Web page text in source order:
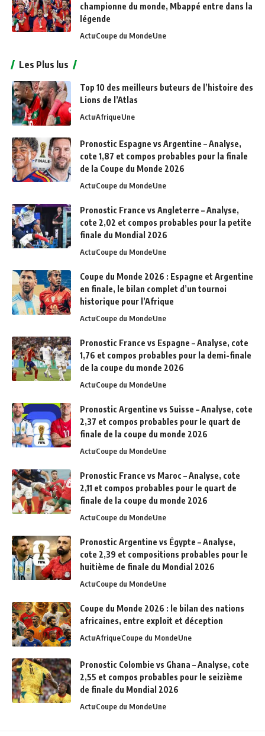
championne du monde, Mbappé entre dans la
légende
ActuCoupe du MondeUne
Les Plus lus
Top 10 des meilleurs buteurs de l’histoire des
Lions de l’Atlas
ActuAfriqueUne
Pronostic Espagne vs Argentine – Analyse,
cote 1,87 et compos probables pour la finale
de la Coupe du Monde 2026
ActuCoupe du MondeUne
Pronostic France vs Angleterre – Analyse,
cote 2,02 et compos probables pour la petite
finale du Mondial 2026
ActuCoupe du MondeUne
Coupe du Monde 2026 : Espagne et Argentine
en finale, le bilan complet d’un tournoi
historique pour l’Afrique
ActuCoupe du MondeUne
Pronostic France vs Espagne – Analyse, cote
1,76 et compos probables pour la demi-finale
de la coupe du monde 2026
ActuCoupe du MondeUne
Pronostic Argentine vs Suisse – Analyse, cote
2,37 et compos probables pour le quart de
finale de la coupe du monde 2026
ActuCoupe du MondeUne
Pronostic France vs Maroc – Analyse, cote
2,11 et compos probables pour le quart de
finale de la coupe du monde 2026
ActuCoupe du MondeUne
Pronostic Argentine vs Égypte – Analyse,
cote 2,39 et compositions probables pour le
huitième de finale du Mondial 2026
ActuCoupe du MondeUne
Coupe du Monde 2026 : le bilan des nations
africaines, entre exploit et déception
ActuAfriqueCoupe du MondeUne
Pronostic Colombie vs Ghana – Analyse, cote
2,55 et compos probables pour le seizième
de finale du Mondial 2026
ActuCoupe du MondeUne